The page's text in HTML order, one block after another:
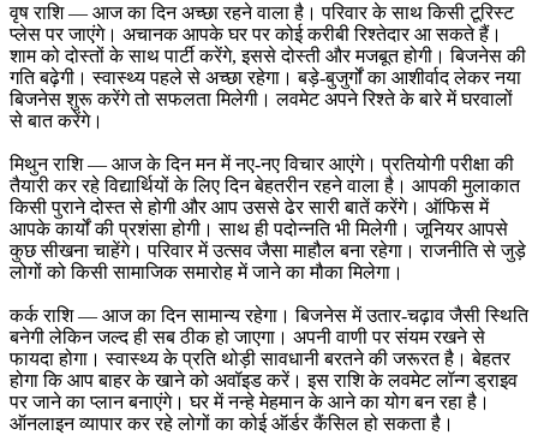
वृष राशि — आज का दिन अच्छा रहने वाला है। परिवार के साथ किसी टूरिस्ट
प्लेस पर जाएंगे। अचानक आपके घर पर कोई करीबी रिश्तेदार आ सकते हैं।
शाम को दोस्तों के साथ पार्टी करेंगे, इससे दोस्ती और मजबूत होगी। बिजनेस की
गति बढ़ेगी। स्वास्थ्य पहले से अच्छा रहेगा। बड़े-बुजुर्गों का आशीर्वाद लेकर नया
बिजनेस शुरू करेंगे तो सफलता मिलेगी। लवमेट अपने रिश्ते के बारे में घरवालों
से बात करेंगे।
मिथुन राशि — आज के दिन मन में नए-नए विचार आएंगे। प्रतियोगी परीक्षा की
तैयारी कर रहे विद्यार्थियों के लिए दिन बेहतरीन रहने वाला है। आपकी मुलाकात
किसी पुराने दोस्त से होगी और आप उससे ढेर सारी बातें करेंगे। ऑफिस में
आपके कार्यों की प्रशंसा होगी। साथ ही पदोन्नति भी मिलेगी। जूनियर आपसे
कुछ सीखना चाहेंगे। परिवार में उत्सव जैसा माहौल बना रहेगा। राजनीति से जुड़े
लोगों को किसी सामाजिक समारोह में जाने का मौका मिलेगा।
कर्क राशि — आज का दिन सामान्य रहेगा। बिजनेस में उतार-चढ़ाव जैसी स्थिति
बनेगी लेकिन जल्द ही सब ठीक हो जाएगा। अपनी वाणी पर संयम रखने से
फायदा होगा। स्वास्थ्य के प्रति थोड़ी सावधानी बरतने की जरूरत है। बेहतर
होगा कि आप बाहर के खाने को अवॉइड करें। इस राशि के लवमेट लॉन्ग ड्राइव
पर जाने का प्लान बनाएंगे। घर में नन्हे मेहमान के आने का योग बन रहा है।
ऑनलाइन व्यापार कर रहे लोगों का कोई ऑर्डर कैंसिल हो सकता है।